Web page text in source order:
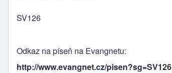
SV126
Odkaz na píseň na Evangnetu
http://www.evangnet.cz/pisen?sg=SV126